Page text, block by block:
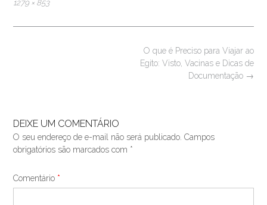
Full
1279 × 853
O que é Preciso para Viajar ao
Egito: Visto, Vacinas e Dicas de
Documentação →
DEIXE UM COMENTÁRIO
O seu endereço de e-mail não será publicado. Campos
obrigatórios são marcados com *
Comentário *